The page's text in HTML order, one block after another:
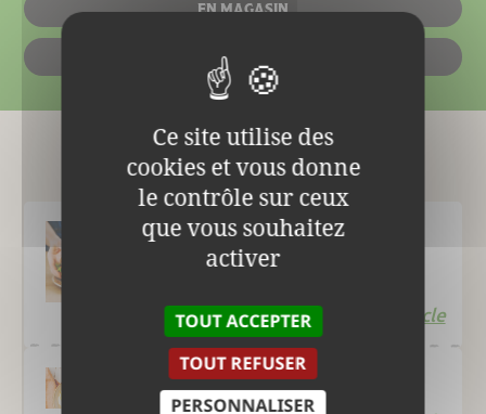
EN MAGASIN
EN LIGNE
Le Blog
Smashed burger
Lire l'article
Œufs à la turque
Ce site utilise des
cookies et vous donne
le contrôle sur ceux
que vous souhaitez
activer
TOUT ACCEPTER
TOUT REFUSER
PERSONNALISER